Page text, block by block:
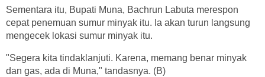
Sementara itu, Bupati Muna, Bachrun Labuta merespon
cepat penemuan sumur minyak itu. Ia akan turun langsung
mengecek lokasi sumur minyak itu.
"Segera kita tindaklanjuti. Karena, memang benar minyak
dan gas, ada di Muna," tandasnya. (B)